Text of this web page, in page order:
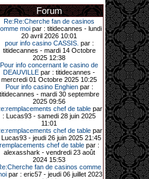
machine à sous pour une mise
de 5,28 €. Puis quelques
plus tard, le vendredi 27 mars,
joueur a décroché 12 086 euros
sur une autre machine à sous.
Enfin, troisième et dernier jackpot,
record cette fois-ci, le samedi 28
mars dernier. Quelque 111 322
euros ont été remportés sur la table
d’Ultimate Texas Hold’em Poker,
grâce à une mise de 5 euros sur la
case bonus et une quinte flush
royale. Ces gains ont été annoncés
un communiqué diffusé par le
ce lundi 30 mars en soirée.
11-01-2026|
11 janvier, en soirée, une
retraitée de 78 ans, habitant
Forum
Re:Re:Cherche fan de casinos
moi par : titidecannes - lundi
20 avril 2026 10:01
pour info casino CASSIS. par :
titidecannes - mardi 14 Octobre
2025 12:38
Pour info concernant le casino de
DEAUVILLE par : titidecannes -
mercredi 01 Octobre 2025 10:25
Pour info casino Enghienpar :
titidecannes - mardi 30 septembre
2025 09:56
chef de table par
: Lucas93 - samedi 28 juin 2025
11:01
chef de table par
Lucas93 - jeudi 26 juin 2025 21:45
remplacements chef de tablepar :
alexasshark - vendredi 23 août
2024 15:53
fan de casinos comme
par : eric57 - jeudi 06 juillet 2023